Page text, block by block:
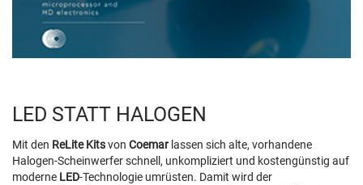
LED STATT HALOGEN
Mit den ReLite Kitsvon Coemar lassen sich alte, vorhandene
Halogen-Scheinwerfer schnell, unkompliziert und kostengünstig auf
moderne LED-Technologie umrüsten. Damit wird der